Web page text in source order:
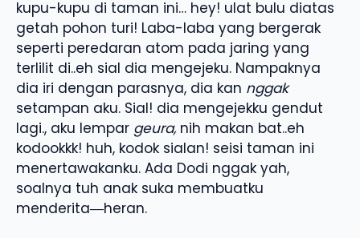
kupu-kupu di taman ini… hey! ulat bulu diatas
getah pohon turi! Laba-laba yang bergerak
seperti peredaran atom pada jaring yang
terlilit di..eh sial dia mengejeku. Nampaknya
dia iri dengan parasnya, dia kan nggak
setampan aku. Sial! dia mengejekku gendut
lagi., aku lempar geura, nih makan bat..eh
kodookkk! huh, kodok sialan! seisi taman ini
menertawakanku. Ada Dodi nggak yah,
soalnya tuh anak suka membuatku
menderita―heran.